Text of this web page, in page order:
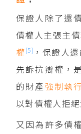
保證人除了還
債權人主張主
權[5] ，保證人
先訴抗辯權，
的財產 強制執
以對債權人拒絕
又因為許多債